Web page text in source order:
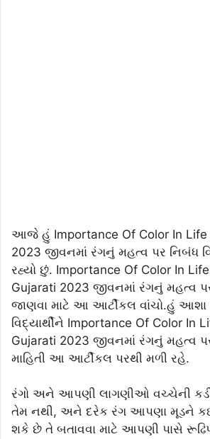
આજે હું Importance Of Color In Life
2023 જીવનમાં રંગનું મહત્વ પર નિબંધ
રહ્યો છું. Importance Of Color In
Gujarati 2023 જીવનમાં રંગનું મહત્વ
જાણવા માટે આ આર્ટીકલ વાંચો.હું આશા
વિદ્યાર્થીને Importance Of Color In
Gujarati 2023 જીવનમાં રંગનું મહત્વ
માહિતી આ આર્ટીકલ પરથી મળી રહે.
રંગો અને આપણી લાગણીઓ વચ્ચેની
તેમ નથી, અને દરેક રંગ આપણા મૂડને
શકે છે તે બતાવવા માટે આપણી પાસે